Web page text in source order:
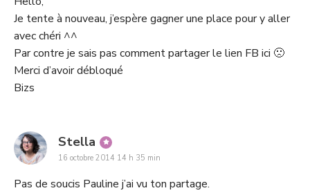
Je tente à nouveau, j’espère gagner une place pour y aller
avec chéri ^^
Par contre je sais pas comment partager le lien FB ici 🙁
Merci d’avoir débloqué
Bizs
Stella says:
16 octobre 2014 14 h 35 min
Pas de soucis Pauline j’ai vu ton partage.